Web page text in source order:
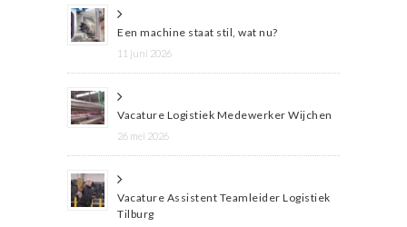
Een machine staat stil, wat nu?
11 juni 2026
Vacature Logistiek Medewerker Wijchen
26 mei 2026
Vacature Assistent Teamleider Logistiek
Tilburg